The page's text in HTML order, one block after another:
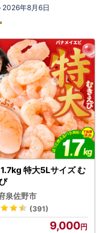
年8月6日
1.7kg 特大5Lサイズ む
泉佐野市
(391)
9,000